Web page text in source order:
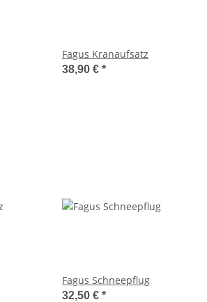
Fagus Kranaufsatz
38,90 € *
Fagus Schneepflug
32,50 € *